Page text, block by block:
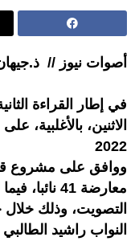
أصوات نيوز //
في إطار القراءة
الاثنين،
2022
معارضة 41
التصويت، وذلك
النواب راشيد